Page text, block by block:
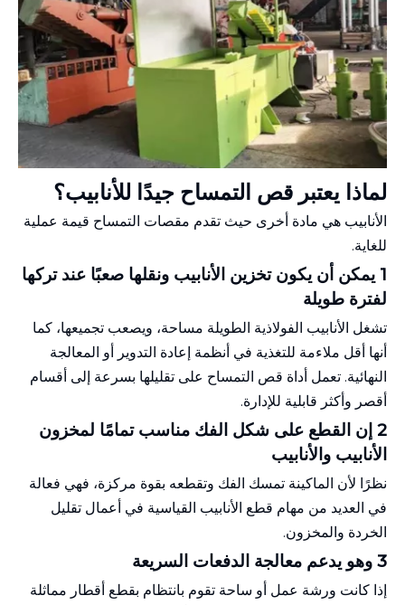
لماذا يعتبر قص التمساح جيدًا للأنابيب؟
الأنابيب هي مادة أخرى حيث تقدم مقصات التمساح قيمة عملية
للغاية.
1 يمكن أن يكون تخزين الأنابيب ونقلها صعبًا عند تركها
لفترة طويلة
تشغل الأنابيب الفولاذية الطويلة مساحة، ويصعب تجميعها، كما
أنها أقل ملاءمة للتغذية في أنظمة إعادة التدوير أو المعالجة
النهائية. تعمل أداة قص التمساح على تقليلها بسرعة إلى أقسام
أقصر وأكثر قابلية للإدارة.
2 إن القطع على شكل الفك مناسب تمامًا لمخزون
الأنابيب والأنابيب
نظرًا لأن الماكينة تمسك الفك وتقطعه بقوة مركزة، فهي فعالة
في العديد من مهام قطع الأنابيب القياسية في أعمال تقليل
الخردة والمخزون.
3 وهو يدعم معالجة الدفعات السريعة
إذا كانت ورشة عمل أو ساحة تقوم بانتظام بقطع أقطار مماثلة